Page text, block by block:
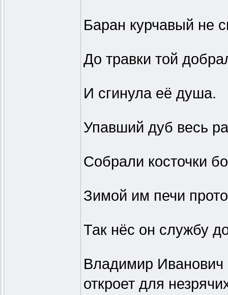
Баран курчавый не
До травки той
И сгинула её душа.
Упавший дуб весь
Собрали косточки
Зимой им печи
Так нёс он службу
Владимир Иванович
откроет для